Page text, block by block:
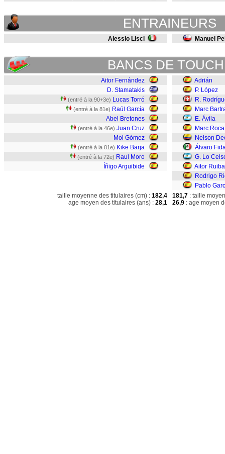
ENTRAINEURS
Alessio Lisci Manuel
BANCS DE
Aitor Fernández
D. Stamatakis
(entré à la 90+3e) Lucas Torró
(entré à la 81e) Raúl García
Abel Bretones
(entré à la 46e) Juan Cruz
Moi Gómez
(entré à la 81e) Kike Barja
(entré à la 72e) Raul Moro
Íñigo Arguibide
Adrián
P. López
R.
Marc
E. Ávila
Marc Roca
Nelson
Álvaro
G. Lo
Aitor
Rodrigo
Pablo
taille moyenne des titulaires (cm) : 182,4
age moyen des titulaires (ans) : 28,1
181,7 : taille
26,9 : age moyen